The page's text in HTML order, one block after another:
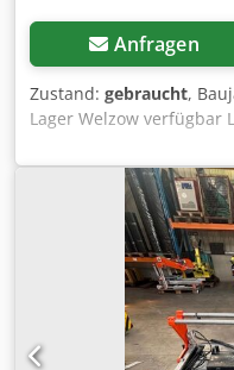
Anfragen
Zustand: gebraucht,
Lager Welzow verfügbar
EQ: 100569140 BJ: 2023
Minikran LMK 400 TFE
15.930,00 ¤ netto
Ausladung:5000 mm
Gewichtohne Ballast:
Dcsx Anusa
RadDruck max.: 14 kN